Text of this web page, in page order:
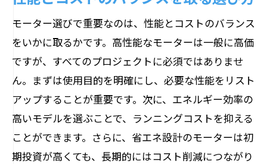
モーター選びで重要なのは、性能とコストのバランス
をいかに取るかです。高性能なモーターは一般に高価
ですが、すべてのプロジェクトに必須ではありませ
ん。まずは使用目的を明確にし、必要な性能をリスト
アップすることが重要です。次に、エネルギー効率の
高いモデルを選ぶことで、ランニングコストを抑える
ことができます。さらに、省エネ設計のモーターは初
期投資が高くても、長期的にはコスト削減につながり